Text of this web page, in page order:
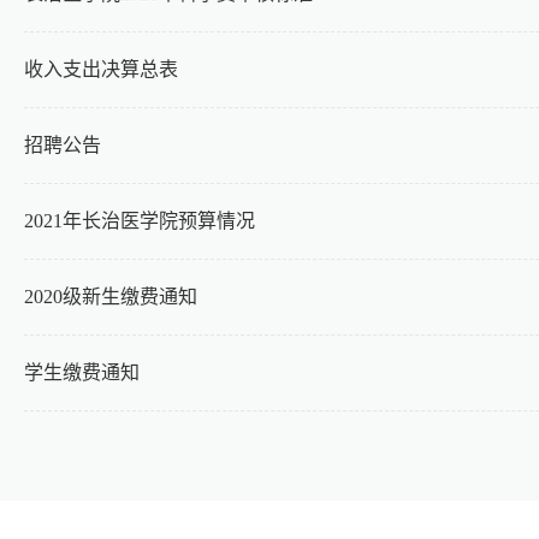
收入支出决算总表
招聘公告
2021年长治医学院预算情况
2020级新生缴费通知
学生缴费通知